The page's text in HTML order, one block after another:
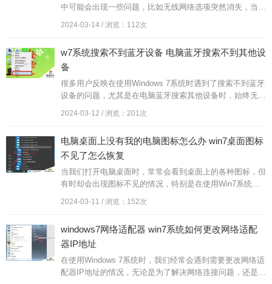
中可能会出现一些问题，比如无线网络选项突然消失，当用
户遇到这种情况时，可能会感到困惑和焦虑。但是不用担
心，我们可以通过一些...
2024-03-14 / 浏览：112次
w7系统搜索不到蓝牙设备 电脑蓝牙搜索不到其他设
备
很多用户反映在使用Windows 7系统时遇到了搜索不到蓝牙
设备的问题，尤其是在电脑蓝牙搜索其他设备时，始终无法
找到任何可连接的设备。这种情况让用户感到困惑和烦恼，
影响了他们正...
2024-03-12 / 浏览：201次
电脑桌面上没有我的电脑图标怎么办 win7桌面图标
不见了怎么恢复
当我们打开电脑桌面时，常常会看到桌面上的各种图标，但
有时却会出现图标不见的情况，特别是在使用Win7系统
时，有时候会遇到桌面图标突然消失的情况。这时候我们不
要慌张，可以通过一些...
2024-03-11 / 浏览：152次
windows7网络适配器 win7系统如何更改网络适配
器IP地址
在使用Windows 7系统时，我们经常会遇到需要更改网络适
配器IP地址的情况，无论是为了解决网络连接问题，还是为